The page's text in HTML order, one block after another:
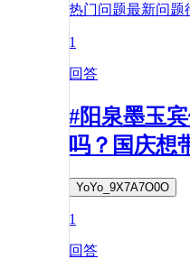
热门问题最新问题
1
回答
#阳泉墨玉
吗？国庆想
YoYo_9X7A7O0O
1
回答